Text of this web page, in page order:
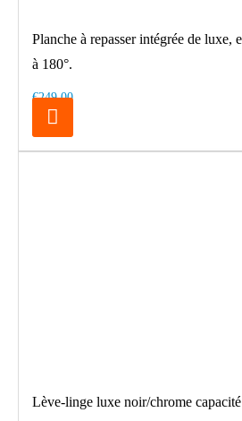
Planche à repasser intégrée de luxe,
à 180°.
€249.00
Lève-linge luxe noir/chrome